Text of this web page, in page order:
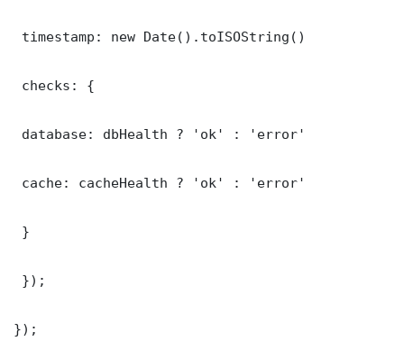
timestamp: new Date().toISOString()
checks: {
database: dbHealth ? 'ok' : 'error'
cache: cacheHealth ? 'ok' : 'error'
}
});
});